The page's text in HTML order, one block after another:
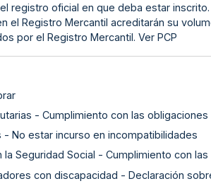
registro oficial en que deba estar
el Registro Mercantil acreditarán su
por el Registro Mercantil. Ver PCP
- Cumplimiento con las obligaciones
No estar incurso en incompatibilidades
Seguridad Social - Cumplimiento con
con discapacidad - Declaración